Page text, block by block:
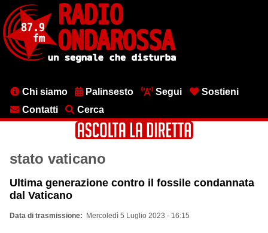
contenuto
principale
MenuChi siamo Palinsesto Segui
Sostieni
Contatti
Cerca
stato vaticano
Ultima generazione contro il fossile condannata
dal Vaticano
Data di trasmissione Mercoledì 5 Luglio 2023 - 16:15